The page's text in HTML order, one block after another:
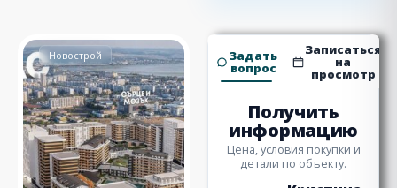
Новострой Задать
вопрос
Записаться
на
просмотр
Получить
информацию
Цена, условия покупки и
детали по объекту.